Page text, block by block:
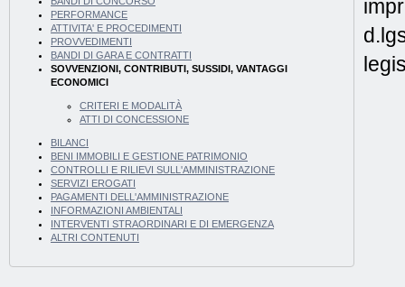
PERFORMANCE
ATTIVITA' E PROCEDIMENTI
PROVVEDIMENTI
BANDI DI GARA E CONTRATTI
SOVVENZIONI, CONTRIBUTI, SUSSIDI, VANTAGGI
ECONOMICI
CRITERI E MODALITÀ
ATTI DI CONCESSIONE
BILANCI
BENI IMMOBILI E GESTIONE PATRIMONIO
CONTROLLI E RILIEVI SULL'AMMINISTRAZIONE
SERVIZI EROGATI
PAGAMENTI DELL'AMMINISTRAZIONE
INFORMAZIONI AMBIENTALI
INTERVENTI STRAORDINARI E DI EMERGENZA
ALTRI CONTENUTI